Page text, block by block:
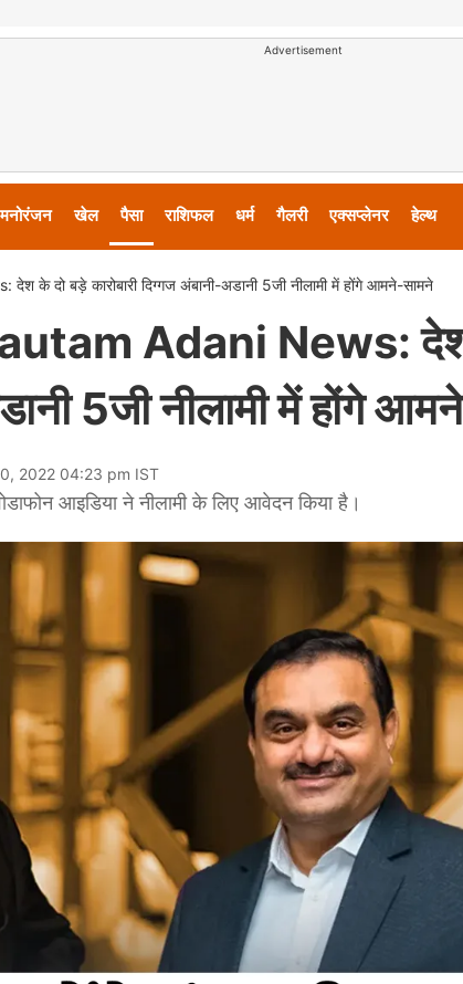
Advertisement
मनोरंजन खेल पैसा राशिफल धर्म गैलरी एक्सप्लेनर हेल्थ
दो बड़े कारोबारी दिग्गज अंबानी-अडानी 5जी नीलामी में होंगे आमने-सामने
Adani News: देश
5जी नीलामी में होंगे
2022 04:23 pm IST
आइडिया ने नीलामी के लिए आवेदन किया है।